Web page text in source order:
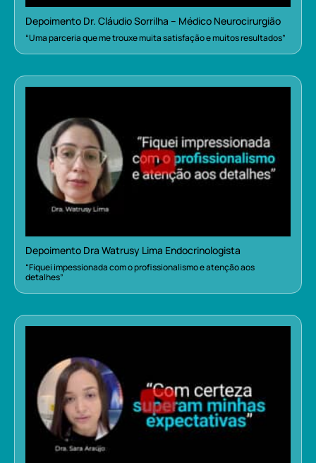
Depoimento Dr. Cláudio Sorrilha – Médico Neurocirurgião
“Uma parceria que me trouxe muita satisfação e muitos resultados”
Depoimento Dra Watrusy Lima Endocrinologista
“Fiquei impessionada com o profissionalismo e atenção aos
detalhes”